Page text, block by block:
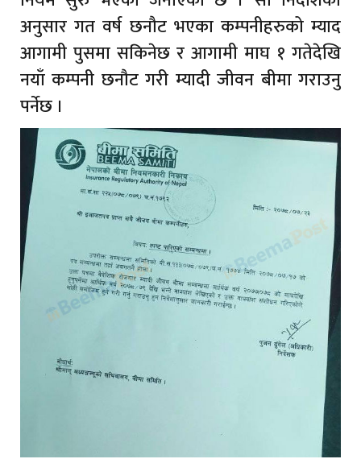
अनुसार गत वर्ष छनौट भएका कम्पनीहरुको म्याद
आगामी पुसमा सकिनेछ र आगामी माघ १ गतेदेखि
नयाँ कम्पनी छनौट गरी म्यादी जीवन बीमा गराउनु
पर्नेछ ।